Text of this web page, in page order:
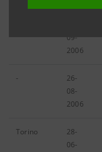
09-
2006
-
26-
08-
2006
Torino
28-
06-